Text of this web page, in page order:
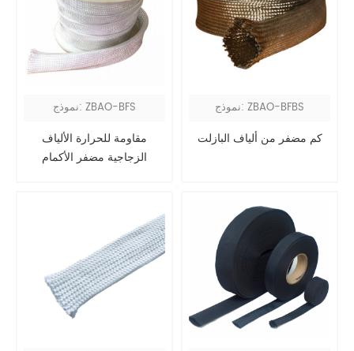
نموذج: ZBAO-BFS
مقاومة للحرارة الألياف
الزجاجية مضفر الأكمام
نموذج: ZBAO-BFBS
كم مضفر من ألياف البازلت